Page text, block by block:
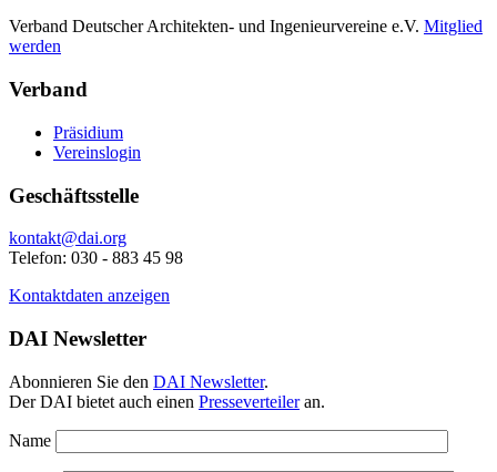
Verband Deutscher Architekten- und Ingenieurvereine e.V. Mitglied
werden
Verband
Präsidium
Vereinslogin
Geschäftsstelle
kontakt@dai.org
Telefon: 030 - 883 45 98
Kontaktdaten anzeigen
DAI Newsletter
Abonnieren Sie den DAI Newsletter.
Der DAI bietet auch einen Presseverteileran.
Name